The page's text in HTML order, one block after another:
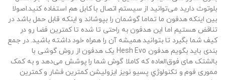
بلوتوث دارید می‌توانید از سیستم اتصال با کابل هم استفاده کنید.اصولا
بین اینکه هدفون ما تماما گوشمان را بپوشاند و اینکه قابل حمل باشد در
تناقض هستیم اما این هدفون به راحتی تا شده تا کمترین فضا رو در
کیف شما بگیرد تا بتوانید همیشه آن را همراه خود داشته باشید. در جمع
بندی باید بگویم هدفون Hesh Evo یک هدفون از روش گوشی با
بالشتک های فوق‌العاده که کاملا گوش شما را پوشش می‌دهد و به کمک
مموری فوم و تکنولوژي پسیو نویز ایزولیشن کمترین فشار و کمترین